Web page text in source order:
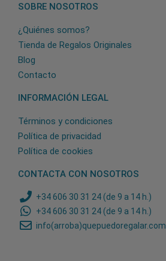
SOBRE NOSOTROS
¿Quiénes somos?
Tienda de Regalos Originales
Blog
Contacto
INFORMACIÓN LEGAL
Términos y condiciones
Política de privacidad
Política de cookies
CONTACTA CON NOSOTROS
+34 606 30 31 24 (de 9 a 14 h.)
+34 606 30 31 24 (de 9 a 14 h.)
info(arroba)quepuedoregalar.com